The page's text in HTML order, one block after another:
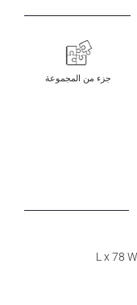
جزء من المجموعة